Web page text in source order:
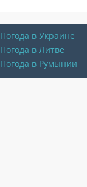
Погода в Украине
Погода в Литве
Погода в Румынии